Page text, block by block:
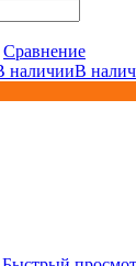
Сравнение
В